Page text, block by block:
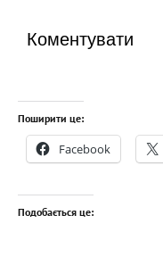
Коментувати
Поширити це:
Facebook
Подобається це: